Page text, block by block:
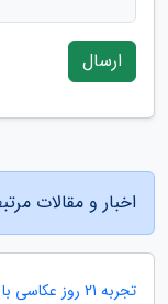
ارسال
اخبار و مقالات
تجربه 21 روز عکاسی با هوآوی P30 پرو در دامنه های آلپ